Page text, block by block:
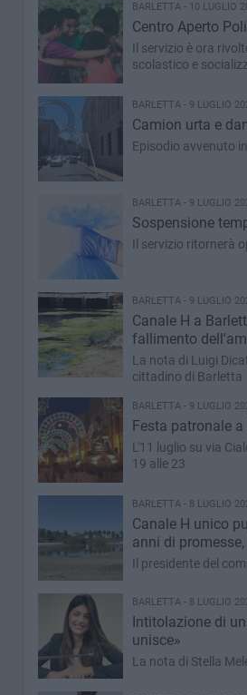
BARLETTA - 10 LUGLIO
Centro Aperto
Il servizio è ora
scolastico e
BARLETTA - 9 LUGLIO
Camion urta e
Episodio avvenuto
BARLETTA - 9 LUGLIO
Sospensione
Il servizio ritornerà
BARLETTA - 9 LUGLIO
Canale H a
fallimento
La nota di Luigi
cittadino di Barletta
BARLETTA - 9 LUGLIO
Festa patronale
L'11 luglio su via
19 alle 23
BARLETTA - 8 LUGLIO
Canale H unico
anni di
Il presidente del
BARLETTA - 8 LUGLIO
Intitolazione di
unisce»
La nota di Stella